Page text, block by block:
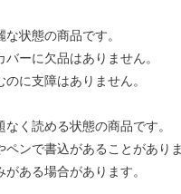
状態の商品です。
ーに欠品はありません。
に支障はありません。
く読める状態の商品です。
ンで書込があることがありま
ある場合があります。